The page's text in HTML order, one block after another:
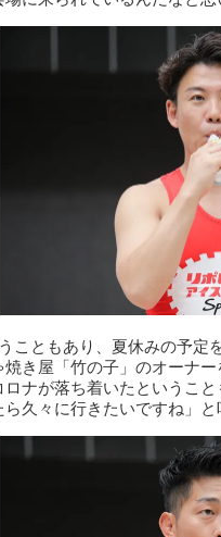
こともあり、夏休みの予定
き屋「竹の子」のオーナ
ナが落ち着いたというこ
久々に行きたいですね」と